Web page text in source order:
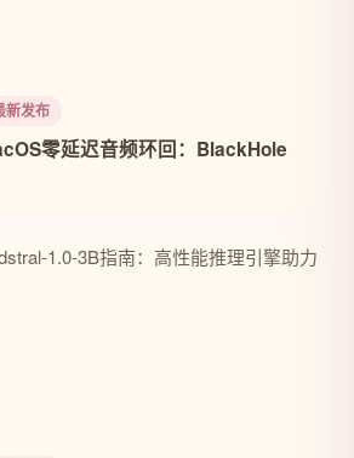
新发布
零延迟音频环回：BlackHole